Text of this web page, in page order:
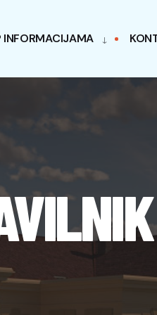
INFORMACIJAMA